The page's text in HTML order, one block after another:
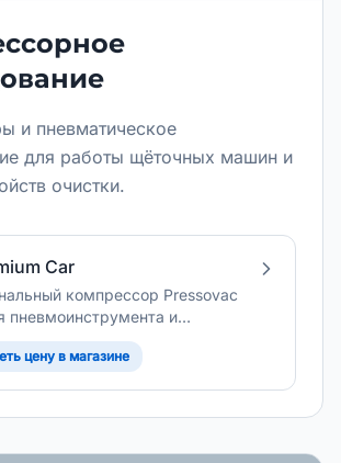
и пневматическое
для работы щёточных машин и
очистки.
Car
компрессор Pressovac
пневмоинструмента и
очистки вентиляции.
цену в магазине